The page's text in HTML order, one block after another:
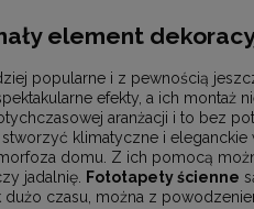
element
popularne i z pewnością
efekty, a ich montaż
aranżacji i to bez
klimatyczne i eleganckie
domu. Z ich pomocą
jadalnię. Fototapety ścienne
dużo czasu, można z